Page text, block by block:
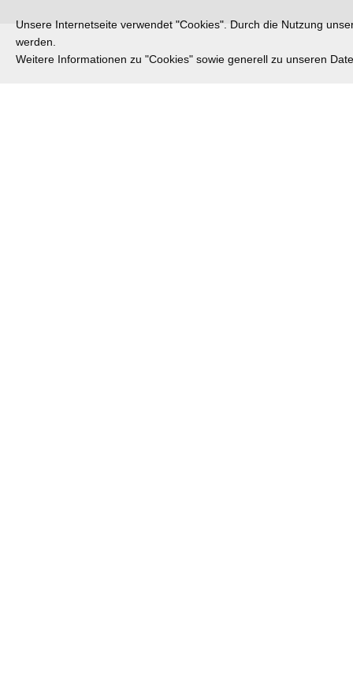
Unsere Internetseite verwendet "Cookies". Durch die Nutzung
werden.
Weitere Informationen zu "Cookies" sowie generell zu unseren